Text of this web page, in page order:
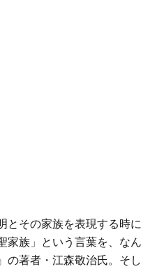
とその家族を表現する時に
家族」という言葉を、なん
の著者・江森敬治氏。そし